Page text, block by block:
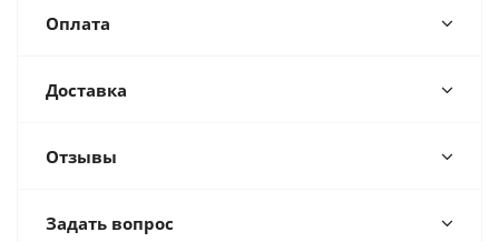
Оплата
Доставка
Отзывы
Задать вопрос